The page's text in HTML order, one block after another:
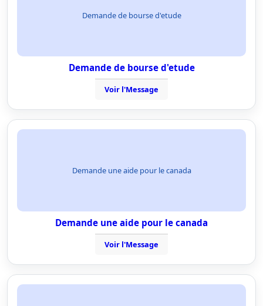
Demande de bourse d'etude
Demande de bourse d'etude
Voir l'Message
Demande une aide pour le canada
Demande une aide pour le canada
Voir l'Message